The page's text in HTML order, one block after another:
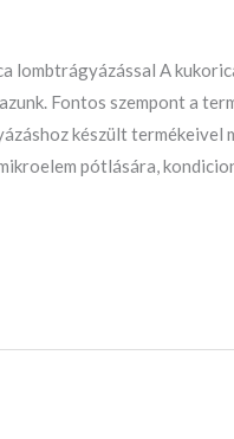
lombtrágyázással A
Fontos szempont a
készült termékeivel
pótlására,